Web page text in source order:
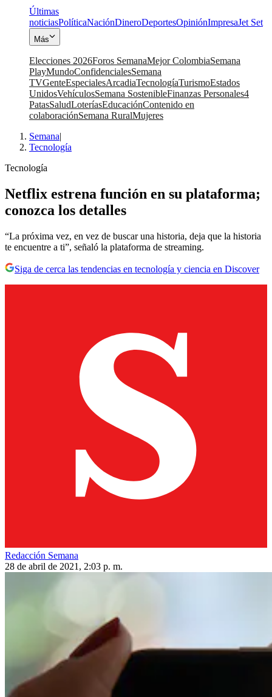
Últimas
noticiasPolíticaNaciónDineroDeportesOpiniónImpresaJet Set
Más
Elecciones 2026Foros SemanaMejor ColombiaSemana
PlayMundoConfidencialesSemana
TVGenteEspecialesArcadiaTecnologíaTurismoEstados
UnidosVehículosSemana SostenibleFinanzas Personales4
PatasSaludLoteríasEducaciónContenido en
colaboraciónSemana RuralMujeres
Semana|
Tecnología
Tecnología
Netflix estrena función en su plataforma;
conozca los detalles
“La próxima vez, en vez de buscar una historia, deja que la historia
te encuentre a ti”, señaló la plataforma de streaming.
Siga de cerca las tendencias en tecnología y ciencia en Discover
Redacción Semana
28 de abril de 2021, 2:03 p. m.